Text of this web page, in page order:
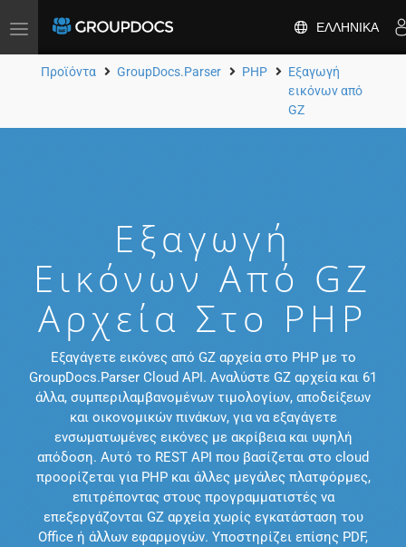
Toggle
ΕΛΛΗΝΙΚΆ
Προϊόντα GroupDocs.Parser PHP
Εξαγωγή
εικόνων από
GZ
Εξαγωγή
Εικόνων Από GZ
Αρχεία Στο PHP
Εξαγάγετε εικόνες από GZ αρχεία στο PHP με το
GroupDocs.Parser Cloud API. Αναλύστε GZ αρχεία και 61
άλλα, συμπεριλαμβανομένων τιμολογίων, αποδείξεων
και οικονομικών πινάκων, για να εξαγάγετε
ενσωματωμένες εικόνες με ακρίβεια και υψηλή
απόδοση. Αυτό το REST API που βασίζεται στο cloud
προορίζεται για PHP και άλλες μεγάλες πλατφόρμες,
επιτρέποντας στους προγραμματιστές να
επεξεργάζονται GZ αρχεία χωρίς εγκατάσταση του
Office ή άλλων εφαρμογών. Υποστηρίζει επίσης PDF,